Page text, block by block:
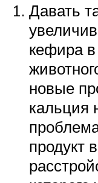
Давать
кефира
новые
кальция
продукт